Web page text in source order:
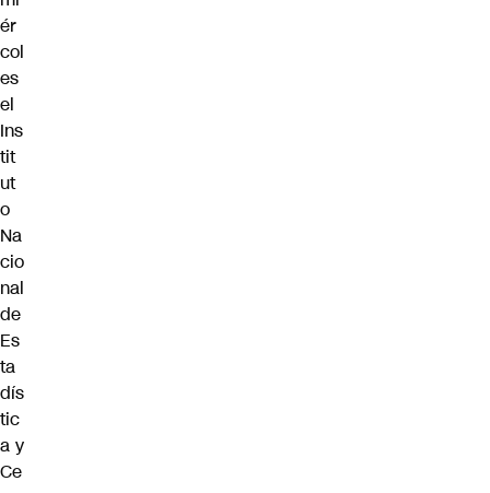
ér
col
es
el
Ins
tit
ut
o
Na
cio
nal
de
Es
ta
dís
tic
a y
Ce